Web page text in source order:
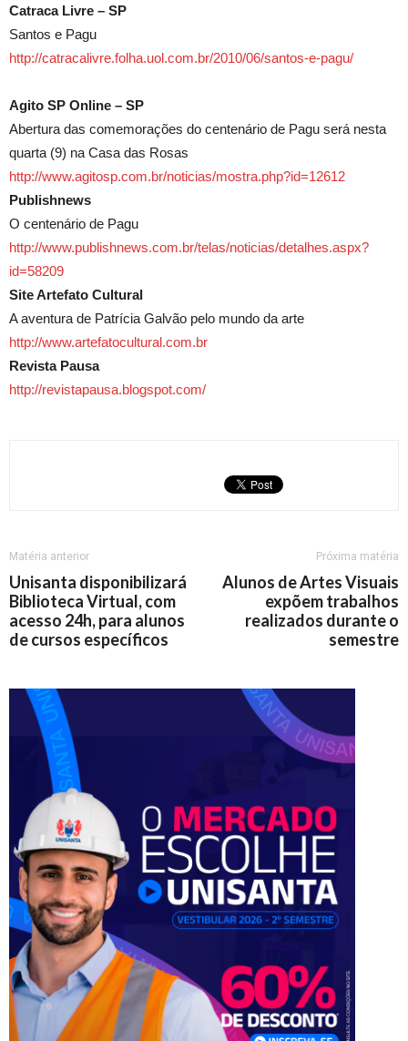
Catraca Livre – SP
Santos e Pagu
http://catracalivre.folha.uol.com.br/2010/06/santos-e-pagu/
Agito SP Online – SP
Abertura das comemorações do centenário de Pagu será nesta
quarta (9) na Casa das Rosas
http://www.agitosp.com.br/noticias/mostra.php?id=12612
Publishnews
O centenário de Pagu
http://www.publishnews.com.br/telas/noticias/detalhes.aspx?
id=58209
Site Artefato Cultural
A aventura de Patrícia Galvão pelo mundo da arte
http://www.artefatocultural.com.br
Revista Pausa
http://revistapausa.blogspot.com/
Matéria anterior
Unisanta disponibilizará
Biblioteca Virtual, com
acesso 24h, para alunos
de cursos específicos
Próxima matéria
Alunos de Artes Visuais
expõem trabalhos
realizados durante o
semestre